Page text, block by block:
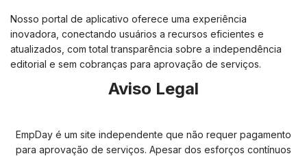
Nosso portal de aplicativo oferece uma experiência
inovadora, conectando usuários a recursos eficientes e
atualizados, com total transparência sobre a independência
editorial e sem cobranças para aprovação de serviços.
Aviso Legal
EmpDay é um site independente que não requer pagamento
para aprovação de serviços. Apesar dos esforços contínuos